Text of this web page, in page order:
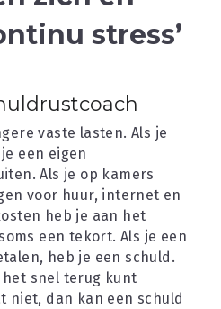
stress’
vaste lasten. Als je
een eigen
Als je op kamers
voor huur, internet en
heb je aan het
een tekort. Als je een
heb je een schuld.
het snel terug kunt
niet, dan kan een schuld